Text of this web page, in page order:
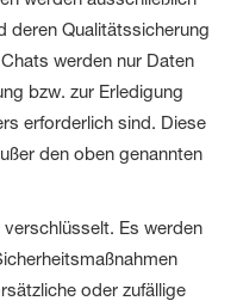
deren Qualitätssicherung
werden nur Daten
bzw. zur Erledigung
erforderlich sind. Diese
den oben genannten
Es werden
oder zufällige